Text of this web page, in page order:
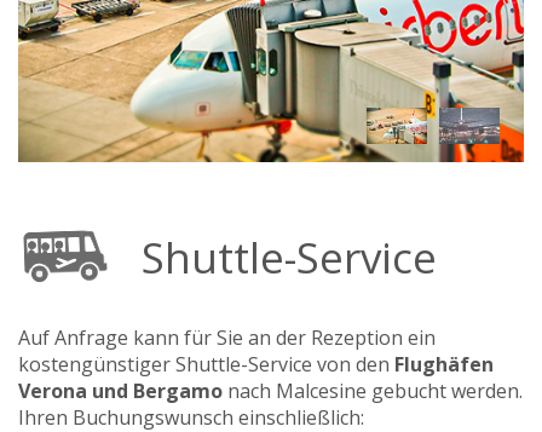
Shuttle-Service
Auf Anfrage kann für Sie an der Rezeption ein
kostengünstiger Shuttle-Service von den Flughäfen
Verona und Bergamo nach Malcesine gebucht werden.
Ihren Buchungswunsch einschließlich: